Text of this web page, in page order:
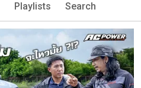
Playlists Search